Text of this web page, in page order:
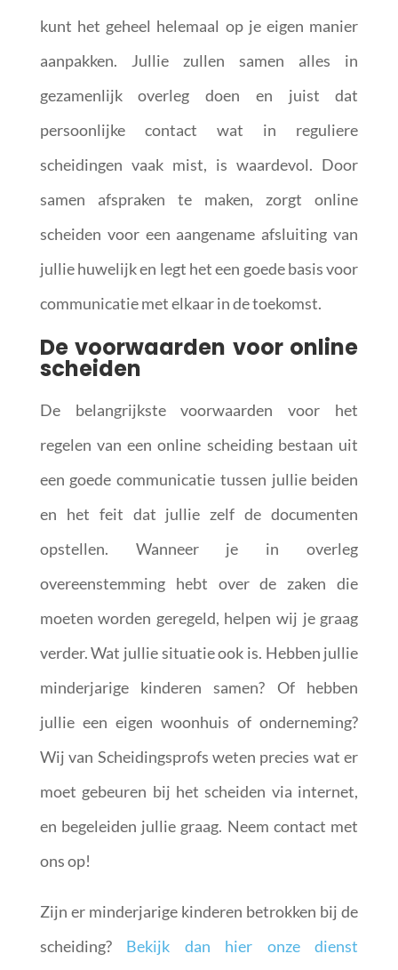
kunt het geheel helemaal op je eigen manier
aanpakken. Jullie zullen samen alles in
gezamenlijk overleg doen en juist dat
persoonlijke contact wat in reguliere
scheidingen vaak mist, is waardevol. Door
samen afspraken te maken, zorgt online
scheiden voor een aangename afsluiting van
jullie huwelijk en legt het een goede basis voor
communicatie met elkaar in de toekomst.
De voorwaarden voor online
scheiden
De belangrijkste voorwaarden voor het
regelen van een online scheiding bestaan uit
een goede communicatie tussen jullie beiden
en het feit dat jullie zelf de documenten
opstellen. Wanneer je in overleg
overeenstemming hebt over de zaken die
moeten worden geregeld, helpen wij je graag
verder. Wat jullie situatie ook is. Hebben jullie
minderjarige kinderen samen? Of hebben
jullie een eigen woonhuis of onderneming?
Wij van Scheidingsprofs weten precies wat er
moet gebeuren bij het scheiden via internet,
en begeleiden jullie graag. Neem contact met
ons op!
Zijn er minderjarige kinderen betrokken bij de
scheiding? Bekijk dan hier onze dienst